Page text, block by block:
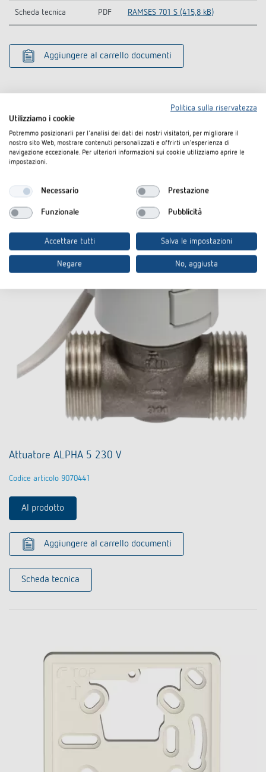
Scheda tecnica PDF RAMSES 701 S (415,8 kB)
Aggiungere al carrello documenti
Attuatore ALPHA 5 230 V
Codice articolo 9070441
Al prodotto
Aggiungere al carrello documenti
Scheda tecnica
Politica sulla riservatezza
Utilizziamo i cookie
Potremmo posizionarli per l'analisi dei dati dei nostri visitatori, per migliorare il
nostro sito Web, mostrare contenuti personalizzati e offrirti un'esperienza di
navigazione eccezionale. Per ulteriori informazioni sui cookie utilizziamo aprire le
impostazioni.
Necessario Prestazione
Funzionale Pubblicità
Accettare tutti Salva le impostazioni
Negare No, aggiusta